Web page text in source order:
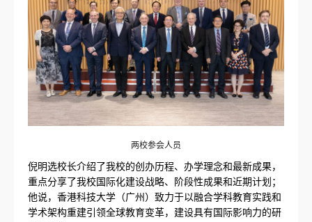
两校参会人员
倪明选校长介绍了我校的创办历程、办学理念和最新成果，
重点分享了我校国际化建设战略、阶段性成果和近期计划；
他说，香港科技大学（广州）致力于以融合学科教育实践和
学术架构重建引领全球教育变革，建设具有国际影响力的研